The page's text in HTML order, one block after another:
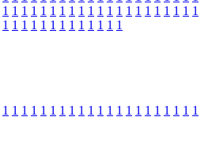
1 1 1 1 1 1 1 1 1 1 1 1 1 1 1 1 1 1 1 1 1
1 1 1 1 1 1 1 1 1 1 1 1 1
1 1 1 1 1 1 1 1 1 1 1 1 1 1 1 1 1 1 1 1 1